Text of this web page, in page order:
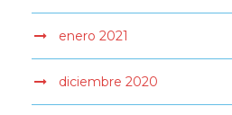
enero 2021
diciembre 2020